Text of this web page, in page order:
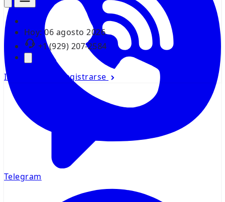
Hoy: 06 agosto 2026
+1 (929) 207-2584
Iniciar sesión Registrarse
Telegram